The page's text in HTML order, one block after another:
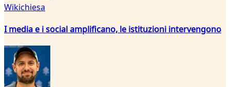
Wikichiesa
I media e i social amplificano, le istituzioni intervengono